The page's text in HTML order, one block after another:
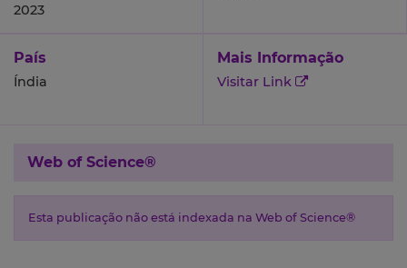
2023
País
Índia
Mais Informação
Visitar Link
Web of Science®
Esta publicação não está indexada na Web of Science®